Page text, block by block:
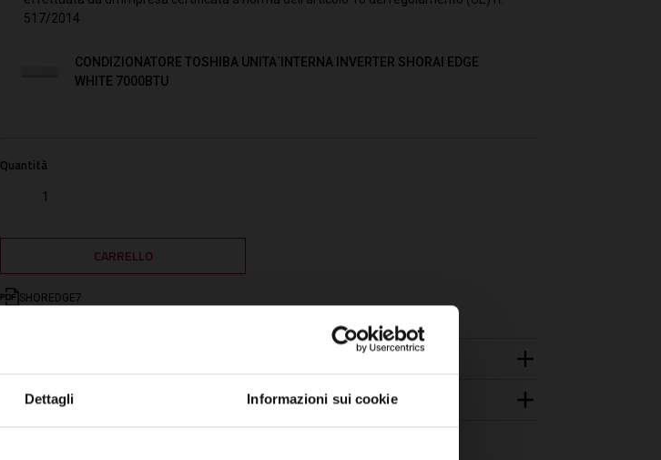
Dettagli Informazioni sui cookie
517/2014
CONDIZIONATORE TOSHIBA UNITA`INTERNA INVERTER SHORAI EDGE
WHITE 7000BTU
Quantità
SHOREDGE7